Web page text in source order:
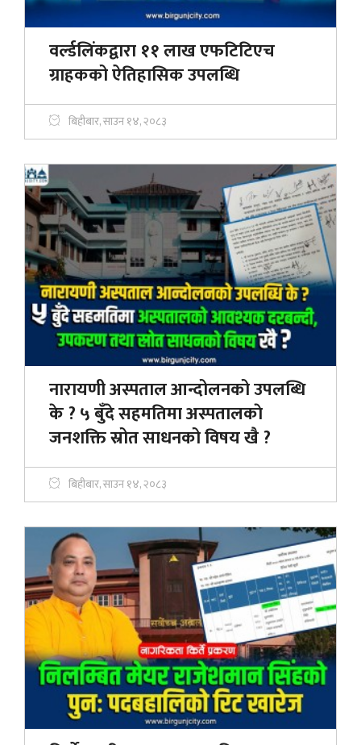
वर्ल्डलिंकद्वारा ११ लाख एफटिटिएच
ग्राहकको ऐतिहासिक उपलब्धि
बिहीबार, साउन १४, २०८३
नारायणी अस्पताल आन्दोलनको उपलब्धि
के ? ५ बुँदे सहमतिमा अस्पतालकाे
जनशक्ति स्रोत साधनको विषय खै ?
बिहीबार, साउन १४, २०८३